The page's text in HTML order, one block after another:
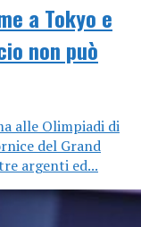
a Tokyo e
non può
alle Olimpiadi di
del Grand
argenti ed...